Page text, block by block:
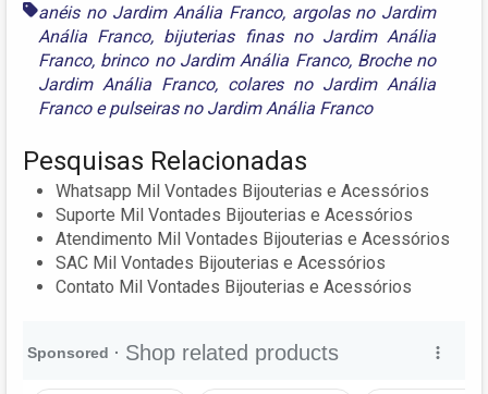
anéis no Jardim Anália Franco, argolas no Jardim
Anália Franco, bijuterias finas no Jardim Anália
Franco, brinco no Jardim Anália Franco, Broche no
Jardim Anália Franco, colares no Jardim Anália
Francoepulseiras no Jardim Anália Franco
Pesquisas Relacionadas
Whatsapp Mil Vontades Bijouterias e Acessórios
Suporte Mil Vontades Bijouterias e Acessórios
Atendimento Mil Vontades Bijouterias e Acessórios
SAC Mil Vontades Bijouterias e Acessórios
Contato Mil Vontades Bijouterias e Acessórios